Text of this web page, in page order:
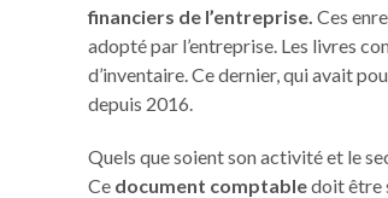
financiers de l’entreprise. Ces
adopté par l’entreprise. Les livres
d’inventaire. Ce dernier, qui avait
depuis 2016.
Quels que soient son activité et le
Ce document comptabledoit être